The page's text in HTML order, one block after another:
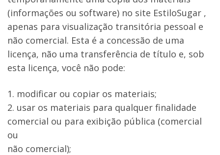
(informações ou software) no site EstiloSugar ,
apenas para visualização transitória pessoal e
não comercial. Esta é a concessão de uma
licença, não uma transferência de título e, sob
esta licença, você não pode:
modificar ou copiar os materiais;
usar os materiais para qualquer finalidade
comercial ou para exibição pública (comercial
ou
não comercial);